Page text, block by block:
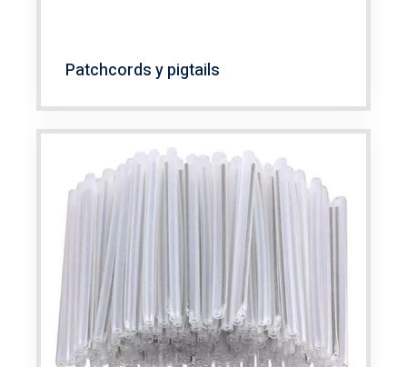
Patchcords y pigtails